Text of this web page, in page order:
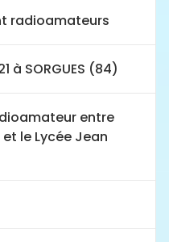
radioamateurs
à SORGUES (84)
entre
et le Lycée Jean